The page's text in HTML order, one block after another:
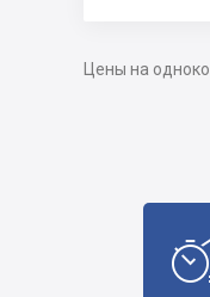
Цены на